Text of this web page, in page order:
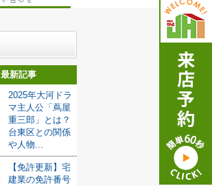
最新記事
2025年大河ドラ
マ主人公「蔦屋
重三郎」とは？
台東区との関係
や人物...
【免許更新】宅
建業の免許番号